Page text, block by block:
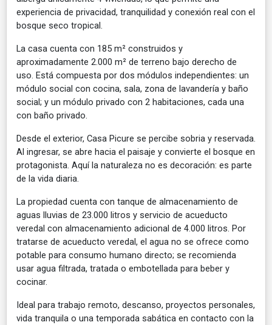
experiencia de privacidad, tranquilidad y conexión real con el
bosque seco tropical.
La casa cuenta con 185 m² construidos y
aproximadamente 2.000 m² de terreno bajo derecho de
uso. Está compuesta por dos módulos independientes: un
módulo social con cocina, sala, zona de lavandería y baño
social; y un módulo privado con 2 habitaciones, cada una
con baño privado.
Desde el exterior, Casa Picure se percibe sobria y reservada.
Al ingresar, se abre hacia el paisaje y convierte el bosque en
protagonista. Aquí la naturaleza no es decoración: es parte
de la vida diaria.
La propiedad cuenta con tanque de almacenamiento de
aguas lluvias de 23.000 litros y servicio de acueducto
veredal con almacenamiento adicional de 4.000 litros. Por
tratarse de acueducto veredal, el agua no se ofrece como
potable para consumo humano directo; se recomienda
usar agua filtrada, tratada o embotellada para beber y
cocinar.
Ideal para trabajo remoto, descanso, proyectos personales,
vida tranquila o una temporada sabática en contacto con la